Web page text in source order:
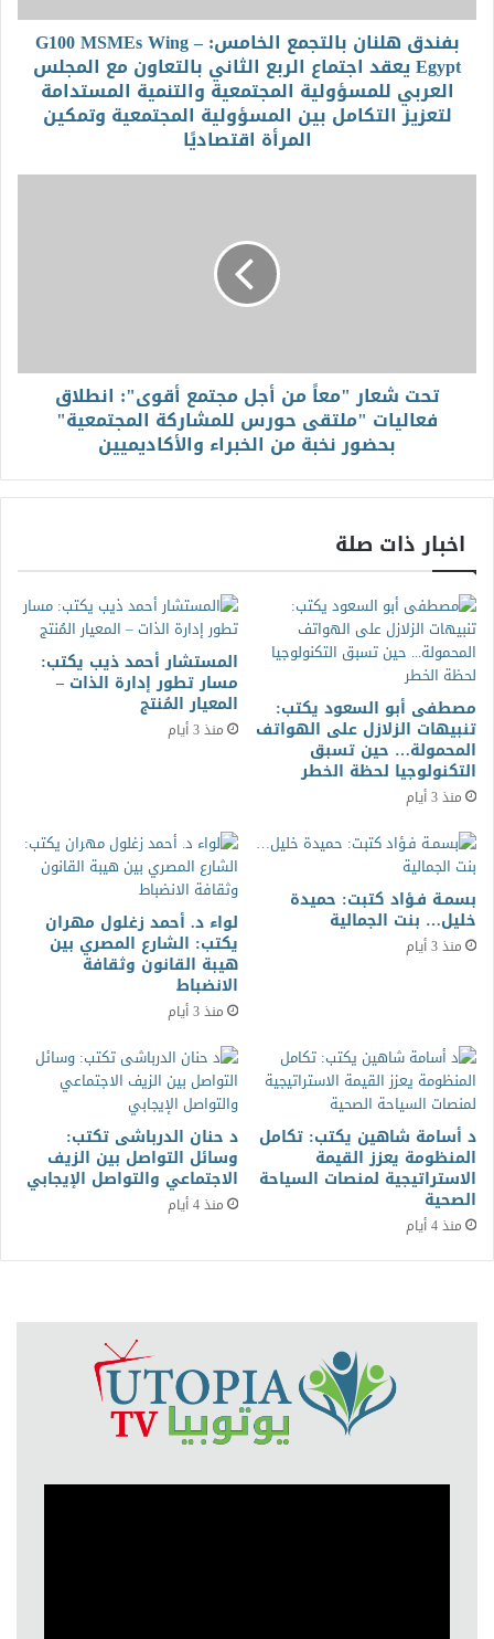
بفندق هلنان بالتجمع الخامس: G100 MSMEs Wing –
Egypt يعقد اجتماع الربع الثاني بالتعاون مع المجلس
العربي للمسؤولية المجتمعية والتنمية المستدامة
لتعزيز التكامل بين المسؤولية المجتمعية وتمكين
المرأة اقتصاديًا
تحت شعار "معاً من أجل مجتمع أقوى": انطلاق
فعاليات "ملتقى حورس للمشاركة المجتمعية"
بحضور نخبة من الخبراء والأكاديميين
اخبار ذات صلة
مصطفى أبو السعود يكتب:
تنبيهات الزلازل على الهواتف
المحمولة… حين تسبق
التكنولوجيا لحظة الخطر
منذ 3 أيام
المستشار أحمد ذيب يكتب:
مسار تطور إدارة الذات –
المعيار المُنتج
منذ 3 أيام
بسمـة فـؤاد كتبت: حميدة
خليل… بنت الجمالية
منذ 3 أيام
لواء د. أحمد زغلول مهران
يكتب: الشارع المصري بين
هيبة القانون وثقافة
الانضباط
منذ 3 أيام
د أسامة شاهين يكتب: تكامل
المنظومة يعزز القيمة
الاستراتيجية لمنصات السياحة
الصحية
منذ 4 أيام
د حنان الدرباشى تكتب:
وسائل التواصل بين الزيف
الاجتماعي والتواصل الإيجابي
منذ 4 أيام